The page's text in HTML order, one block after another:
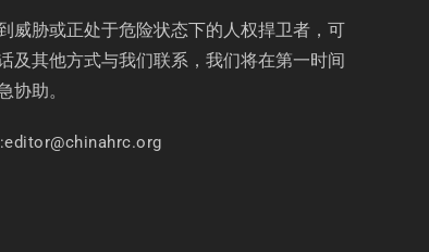
威胁或正处于危险状态下的人权捍卫者，可
及其他方式与我们联系，我们将在第一时间
协助。
editor@chinahrc.org